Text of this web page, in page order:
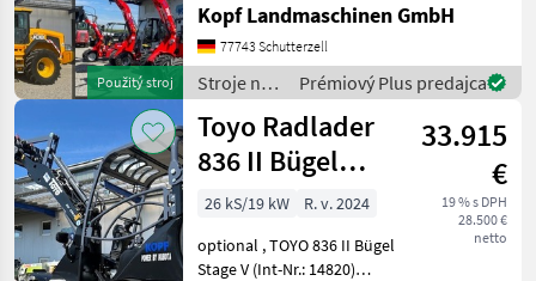
Použitý stroj
Verschiedene Maschinen zu
vermieten - Minibagger -
Hoflader (Toyo) - JCB Te
Kopf Landmaschinen GmbH
77743 Schutterzell
Stroje na
stavbu /
JCB
Prémiový Plus predajca
Toyo Radlader
836 II Bügel
Black, 4.
Steuerkreis
33.915
€
19 % s DPH
28.500 €
netto
26 kS/19 kW
R. v. 2024
optional , TOYO 836 II Bügel
Stage V (Int-Nr.: 14820)